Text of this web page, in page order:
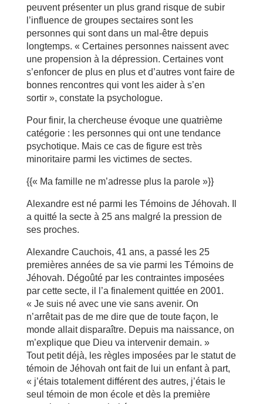
peuvent présenter un plus grand risque de subir
l’influence de groupes sectaires sont les
personnes qui sont dans un mal-être depuis
longtemps. « Certaines personnes naissent avec
une propension à la dépression. Certaines vont
s’enfoncer de plus en plus et d’autres vont faire de
bonnes rencontres qui vont les aider à s’en
sortir », constate la psychologue.
Pour finir, la chercheuse évoque une quatrième
catégorie : les personnes qui ont une tendance
psychotique. Mais ce cas de figure est très
minoritaire parmi les victimes de sectes.
{{« Ma famille ne m’adresse plus la parole »}}
Alexandre est né parmi les Témoins de Jéhovah. Il
a quitté la secte à 25 ans malgré la pression de
ses proches.
Alexandre Cauchois, 41 ans, a passé les 25
premières années de sa vie parmi les Témoins de
Jéhovah. Dégoûté par les contraintes imposées
par cette secte, il l’a finalement quittée en 2001.
« Je suis né avec une vie sans avenir. On
n’arrêtait pas de me dire que de toute façon, le
monde allait disparaître. Depuis ma naissance, on
m’explique que Dieu va intervenir demain. »
Tout petit déjà, les règles imposées par le statut de
témoin de Jéhovah ont fait de lui un enfant à part,
« j’étais totalement différent des autres, j’étais le
seul témoin de mon école et dès la première